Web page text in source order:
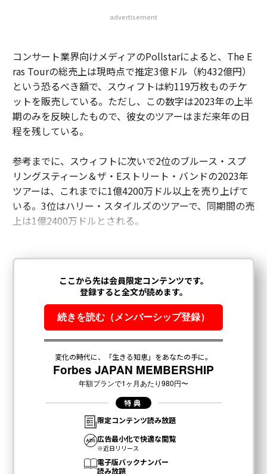
advertisement
コンサート業界向けメディアのPollstarによると、The E
ras Tourの総売上は現時点で推定3億ドル（約432億円）
という恐るべき額で、スウィフトは約119万枚ものチケ
ットを販売している。ただし、この数字は2023年の上半
期のみを反映したもので、彼女のツアーはまだ来年の日
程を残している。
参考までに、スウィフトに次いで2位のブルース・スプ
リングスティーン＆ザ・Eストリート・バンドの2023年
ツアーは、これまでに1億4200万ドル以上を売り上げて
いる。3位はハリー・スタイルズのツアーで、同期間の売
上は1億2400万ドルとされる。